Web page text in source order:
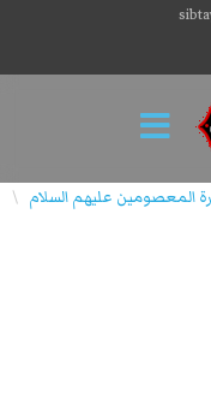
المعصومين عليهم السلام \